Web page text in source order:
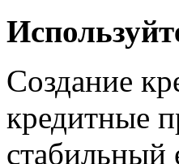
Создание
кредитные
стабильный